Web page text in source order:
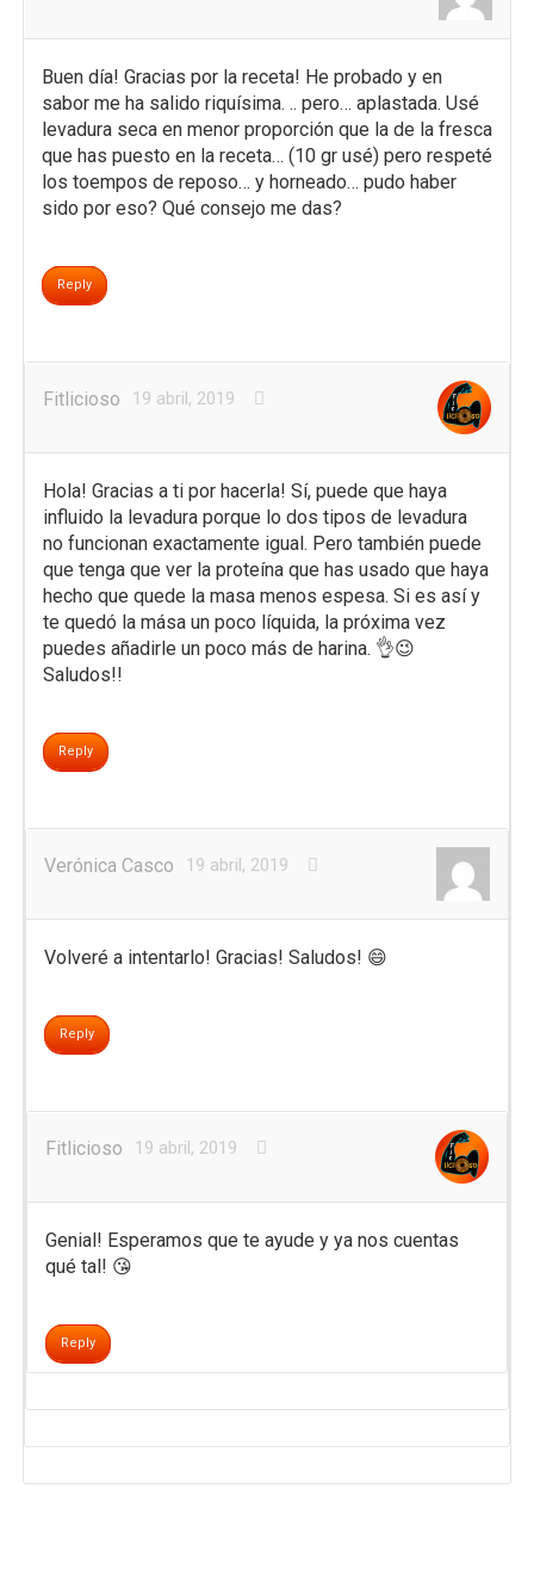
Buen día! Gracias por la receta! He probado y en
sabor me ha salido riquísima. .. pero… aplastada. Usé
levadura seca en menor proporción que la de la fresca
que has puesto en la receta… (10 gr usé) pero respeté
los toempos de reposo… y horneado… pudo haber
sido por eso? Qué consejo me das?
Reply
Fitlicioso 19 abril, 2019
Hola! Gracias a ti por hacerla! Sí, puede que haya
influido la levadura porque lo dos tipos de levadura
no funcionan exactamente igual. Pero también puede
que tenga que ver la proteína que has usado que haya
hecho que quede la masa menos espesa. Si es así y
te quedó la mása un poco líquida, la próxima vez
puedes añadirle un poco más de harina. 👌😉
Saludos!!
Reply
Verónica Casco 19 abril, 2019
Volveré a intentarlo! Gracias! Saludos! 😄
Reply
Fitlicioso 19 abril, 2019
Genial! Esperamos que te ayude y ya nos cuentas
qué tal! 😘
Reply